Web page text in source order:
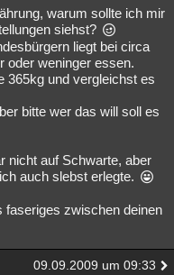
warum sollte ich mir
siehst?
liegt bei circa
oder weninger essen.
365kg und vergleichst es
bitte wer das will soll es
nicht auf Schwarte, aber
auch slebst erlegte.
faseriges zwischen deinen
09.09.2009 um 09:33